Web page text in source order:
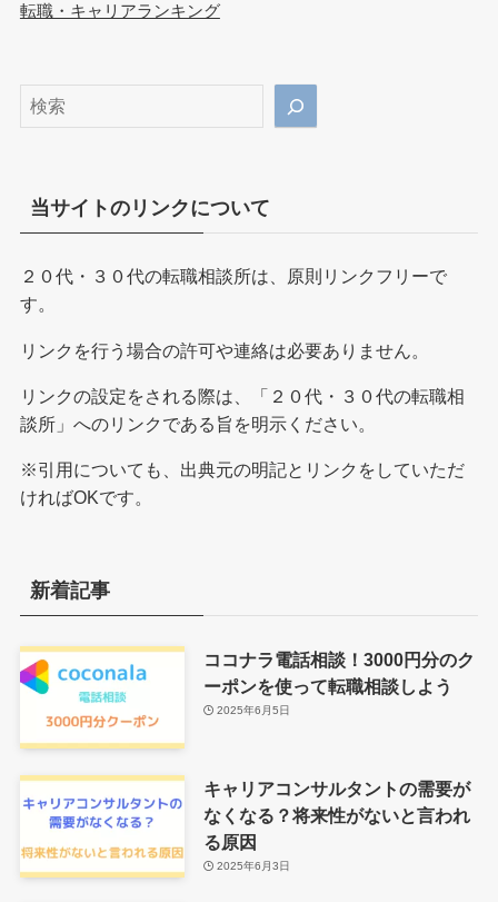
転職・キャリアランキング
検
索
当サイトのリンクについて
２０代・３０代の転職相談所は、原則リンクフリーで
す。
リンクを行う場合の許可や連絡は必要ありません。
リンクの設定をされる際は、「２０代・３０代の転職相
談所」へのリンクである旨を明示ください。
※引用についても、出典元の明記とリンクをしていただ
ければOKです。
新着記事
ココナラ電話相談！3000円分のク
ーポンを使って転職相談しよう
2025年6月5日
キャリアコンサルタントの需要が
なくなる？将来性がないと言われ
る原因
2025年6月3日